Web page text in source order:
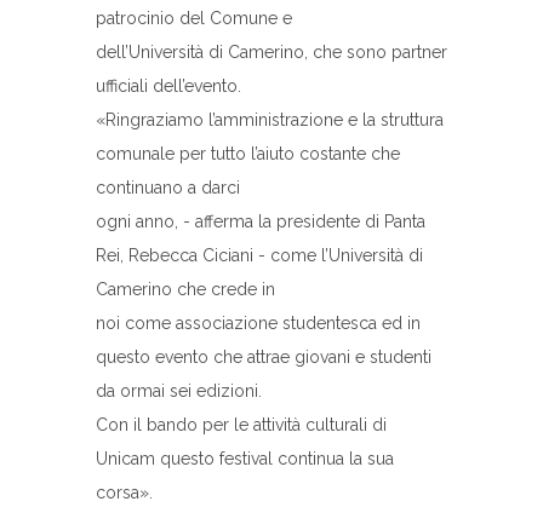
patrocinio del Comune e
dell’Università di Camerino, che sono partner
ufficiali dell’evento.
«Ringraziamo l’amministrazione e la struttura
comunale per tutto l’aiuto costante che
continuano a darci
ogni anno, - afferma la presidente di Panta
Rei, Rebecca Ciciani - come l’Università di
Camerino che crede in
noi come associazione studentesca ed in
questo evento che attrae giovani e studenti
da ormai sei edizioni.
Con il bando per le attività culturali di
Unicam questo festival continua la sua
corsa».